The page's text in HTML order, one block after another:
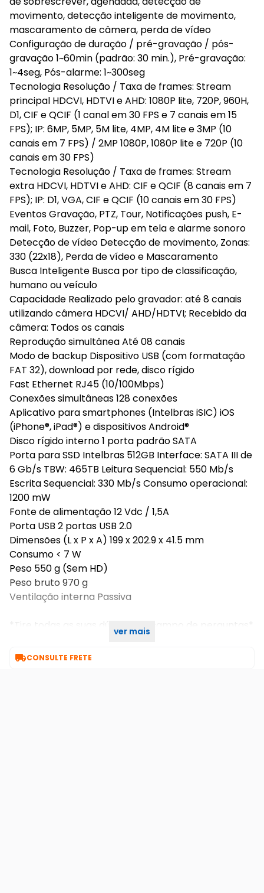
movimento, detecção inteligente de movimento,
mascaramento de câmera, perda de vídeo
Configuração de duração / pré-gravação / pós-
gravação 1~60min (padrão: 30 min.), Pré-gravação:
1~4seg, Pós-alarme: 1~300seg
Tecnologia Resolução / Taxa de frames: Stream
principal HDCVI, HDTVI e AHD: 1080P lite, 720P, 960H,
D1, CIF e QCIF (1 canal em 30 FPS e 7 canais em 15
FPS); IP: 6MP, 5MP, 5M lite, 4MP, 4M lite e 3MP (10
canais em 7 FPS) / 2MP 1080P, 1080P lite e 720P (10
canais em 30 FPS)
Tecnologia Resolução / Taxa de frames: Stream
extra HDCVI, HDTVI e AHD: CIF e QCIF (8 canais em 7
FPS); IP: D1, VGA, CIF e QCIF (10 canais em 30 FPS)
Eventos Gravação, PTZ, Tour, Notificações push, E-
mail, Foto, Buzzer, Pop-up em tela e alarme sonoro
Detecção de vídeo Detecção de movimento, Zonas:
330 (22x18), Perda de vídeo e Mascaramento
Busca Inteligente Busca por tipo de classificação,
humano ou veículo
Capacidade Realizado pelo gravador: até 8 canais
utilizando câmera HDCVI/ AHD/HDTVI; Recebido da
câmera: Todos os canais
Reprodução simultânea Até 08 canais
Modo de backup Dispositivo USB (com formatação
FAT 32), download por rede, disco rígido
Fast Ethernet RJ45 (10/100Mbps)
Conexões simultâneas 128 conexões
Aplicativo para smartphones (Intelbras iSIC) iOS
(iPhone®, iPad®) e dispositivos Android®
Disco rígido interno 1 porta padrão SATA
Porta para SSD Intelbras 512GB Interface: SATA III de
6 Gb/s TBW: 465TB Leitura Sequencial: 550 Mb/s
Escrita Sequencial: 330 Mb/s Consumo operacional:
1200 mW
Fonte de alimentação 12 Vdc / 1,5A
Porta USB 2 portas USB 2.0
Dimensões (L x P x A) 199 x 202.9 x 41.5 mm
Consumo < 7 W
Peso 550 g (Sem HD)
Peso bruto 970 g
Ventilação interna Passiva
*Tire todas as suas dúvidas no campo de perguntas*
ver mais
CONSULTE FRETE